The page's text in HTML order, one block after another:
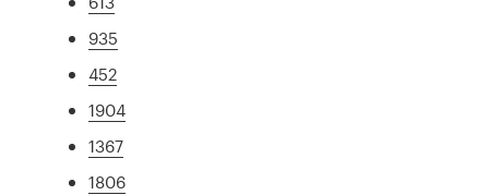
935
452
1904
1367
1806